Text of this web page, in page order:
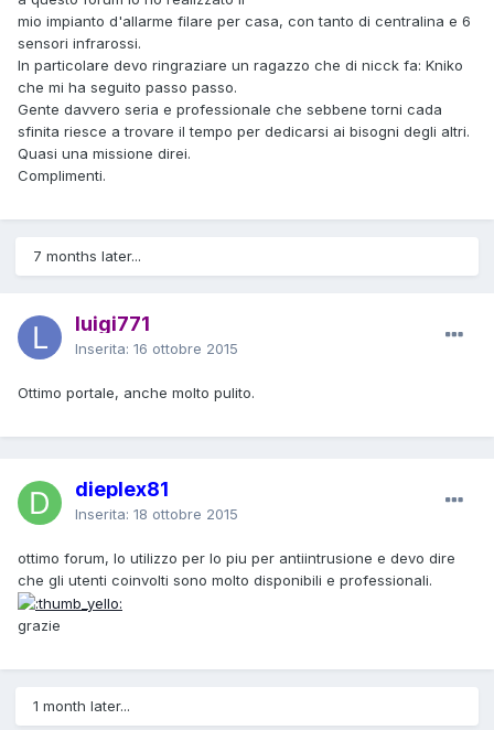
mio impianto d'allarme filare per casa, con tanto di centralina e 6
sensori infrarossi.
In particolare devo ringraziare un ragazzo che di nicck fa: Kniko
che mi ha seguito passo passo.
Gente davvero seria e professionale che sebbene torni cada
sfinita riesce a trovare il tempo per dedicarsi ai bisogni degli altri.
Quasi una missione direi.
Complimenti.
7 months later...
luigi771
Inserita: 16 ottobre 2015
Ottimo portale, anche molto pulito.
dieplex81
Inserita: 18 ottobre 2015
ottimo forum, lo utilizzo per lo piu per antiintrusione e devo dire
che gli utenti coinvolti sono molto disponibili e professionali.
grazie
1 month later...